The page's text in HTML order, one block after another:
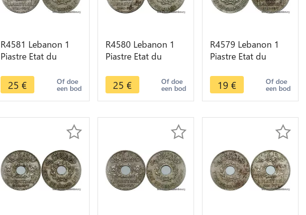
R4581 Lebanon 1
Piastre Etat du
Paris -> Make offer
25 € Of doe
een bod
R4580 Lebanon 1
Piastre Etat du
Paris -> Make offer
25 € Of doe
een bod
R4579 Lebanon 1
Piastre Etat du
Paris -> Make offer
19 € Of doe
een bod